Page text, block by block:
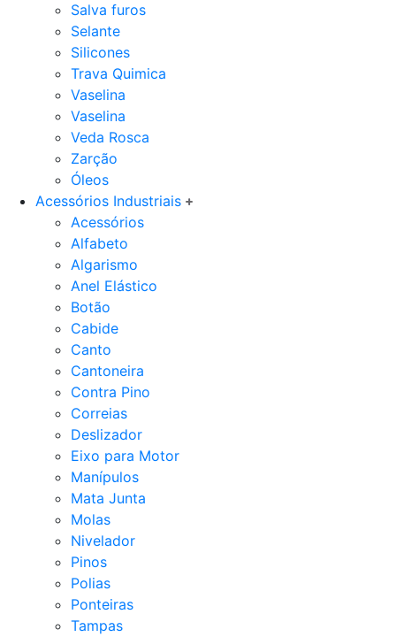
Salva furos
Selante
Silicones
Trava Quimica
Vaselina
Vaselina
Veda Rosca
Zarção
Óleos
Acessórios Industriais
Acessórios
Alfabeto
Algarismo
Anel Elástico
Botão
Cabide
Canto
Cantoneira
Contra Pino
Correias
Deslizador
Eixo para Motor
Manípulos
Mata Junta
Molas
Nivelador
Pinos
Polias
Ponteiras
Tampas